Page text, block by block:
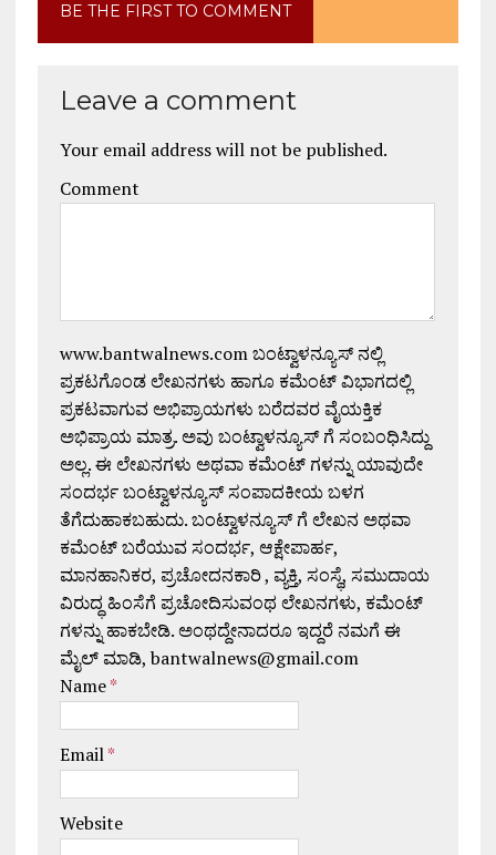
BE THE FIRST TO COMMENT
Leave a comment
Your email address will not be published.
Comment
www.bantwalnews.com ಬಂಟ್ವಾಳನ್ಯೂಸ್ ನಲ್ಲಿ
ಪ್ರಕಟಗೊಂಡ ಲೇಖನಗಳು ಹಾಗೂ ಕಮೆಂಟ್ ವಿಭಾಗದಲ್ಲಿ
ಪ್ರಕಟವಾಗುವ ಅಭಿಪ್ರಾಯಗಳು ಬರೆದವರ ವೈಯಕ್ತಿಕ
ಅಭಿಪ್ರಾಯ ಮಾತ್ರ. ಅವು ಬಂಟ್ವಾಳನ್ಯೂಸ್ ಗೆ ಸಂಬಂಧಿಸಿದ್ದು
ಅಲ್ಲ. ಈ ಲೇಖನಗಳು ಅಥವಾ ಕಮೆಂಟ್ ಗಳನ್ನು ಯಾವುದೇ
ಸಂದರ್ಭ ಬಂಟ್ವಾಳನ್ಯೂಸ್ ಸಂಪಾದಕೀಯ ಬಳಗ
ತೆಗೆದುಹಾಕಬಹುದು. ಬಂಟ್ವಾಳನ್ಯೂಸ್ ಗೆ ಲೇಖನ ಅಥವಾ
ಕಮೆಂಟ್ ಬರೆಯುವ ಸಂದರ್ಭ, ಆಕ್ಷೇಪಾರ್ಹ,
ಮಾನಹಾನಿಕರ, ಪ್ರಚೋದನಕಾರಿ , ವ್ಯಕ್ತಿ, ಸಂಸ್ಥೆ, ಸಮುದಾಯ
ವಿರುದ್ಧ ಹಿಂಸೆಗೆ ಪ್ರಚೋದಿಸುವಂಥ ಲೇಖನಗಳು, ಕಮೆಂಟ್
ಗಳನ್ನು ಹಾಕಬೇಡಿ. ಅಂಥದ್ದೇನಾದರೂ ಇದ್ದರೆ ನಮಗೆ ಈ
ಮೈಲ್ ಮಾಡಿ, bantwalnews@gmail.com
Name*
Email*
Website